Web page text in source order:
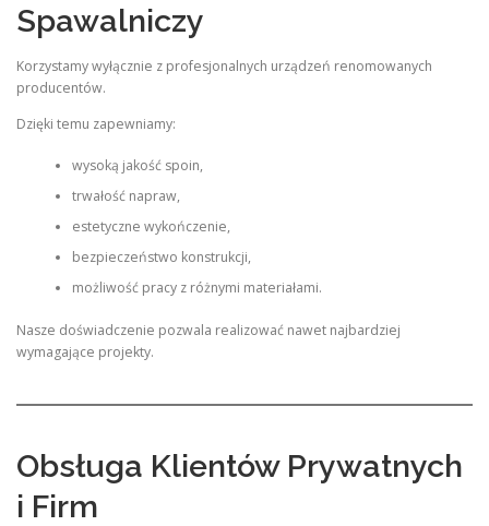
Spawalniczy
Korzystamy wyłącznie z profesjonalnych urządzeń renomowanych
producentów.
Dzięki temu zapewniamy:
wysoką jakość spoin,
trwałość napraw,
estetyczne wykończenie,
bezpieczeństwo konstrukcji,
możliwość pracy z różnymi materiałami.
Nasze doświadczenie pozwala realizować nawet najbardziej
wymagające projekty.
Obsługa Klientów Prywatnych
i Firm